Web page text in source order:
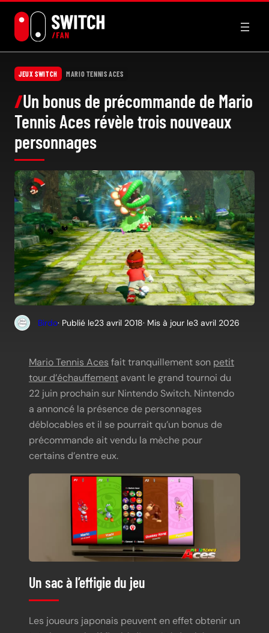
contenu
JEUX SWITCH MARIO TENNIS ACES
Un bonus de précommande de Mario
Tennis Aces révèle trois nouveaux
personnages
Birdo· Publié le23 avril 2018· Mis à jour le3 avril 2026
Mario Tennis Aces fait tranquillement son petit
tour d’échauffement avant le grand tournoi du
22 juin prochain sur Nintendo Switch. Nintendo
a annoncé la présence de personnages
déblocables et il se pourrait qu’un bonus de
précommande ait vendu la mèche pour
certains d’entre eux.
Un sac à l’effigie du jeu
Les joueurs japonais peuvent en effet obtenir un